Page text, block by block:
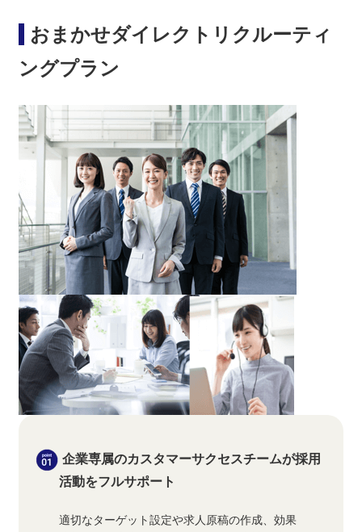
おまかせダイレクトリクルーティ
ングプラン
企業専属のカスタマーサクセスチームが採用
活動をフルサポート
適切なターゲット設定や求人原稿の作成、効果